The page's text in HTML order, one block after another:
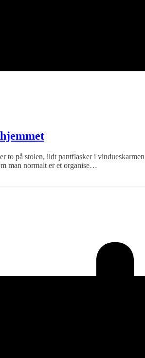
to på stolen, lidt pantflasker i
man normalt er et organise…